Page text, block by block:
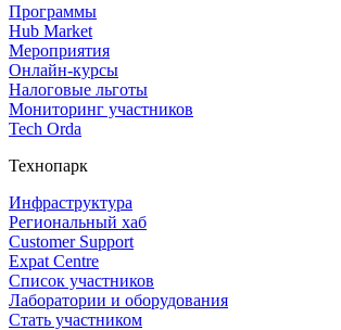
Программы
Hub Market
Мероприятия
Онлайн‑курсы
Налоговые льготы
Мониторинг участников
Tech Orda
Технопарк
Инфраструктура
Региональный хаб
Customer Support
Expat Centre
Список участников
Лаборатории и оборудования
Стать участником